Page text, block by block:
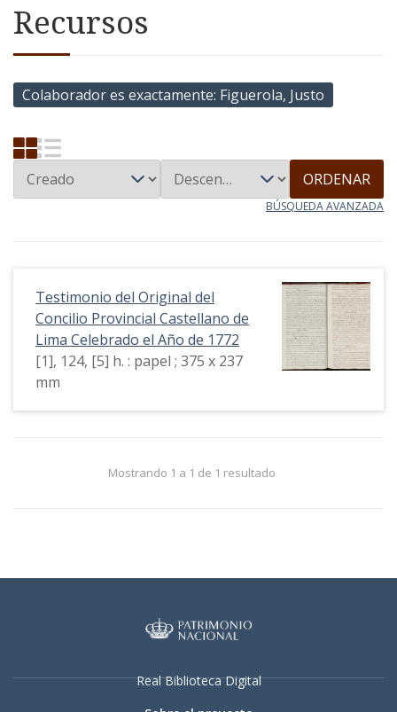
Recursos
Colaborador es exactamente Figuerola, Justo
ORDENAR
BÚSQUEDA AVANZADA
Testimonio del Original del
Concilio Provincial Castellano de
Lima Celebrado el Año de 1772
[1], 124, [5] h. : papel ; 375 x 237
mm
Mostrando 1 a 1 de 1 resultado
Real Biblioteca Digital